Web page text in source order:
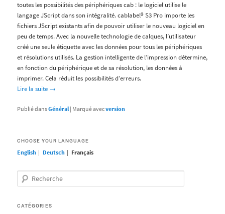
toutes les possibilités des périphériques cab : le logiciel utilise le
langage JScript dans son intégralité. cablabel® S3 Pro importe les
fichiers JScript existants afin de pouvoir utiliser le nouveau logiciel en
peu de temps. Avec la nouvelle technologie de calques, l’utilisateur
créé une seule étiquette avec les données pour tous les périphériques
et résolutions utilisés. La gestion intelligente de l’impression détermine,
en fonction du périphérique et de sa résolution, les données à
imprimer. Cela réduit les possibilités d’erreurs.
Lire la suite →
Publié dansGénéral| Marqué avecversion
CHOOSE YOUR LANGUAGE
English | Deutsch | Français
Recherche
CATÉGORIES